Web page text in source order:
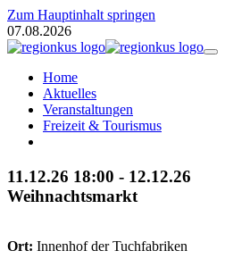
Zum Hauptinhalt springen
07.08.2026
Home
Aktuelles
Veranstaltungen
Freizeit & Tourismus
11.12.26 18:00 - 12.12.26
Weihnachtsmarkt
Ort: Innenhof der Tuchfabriken